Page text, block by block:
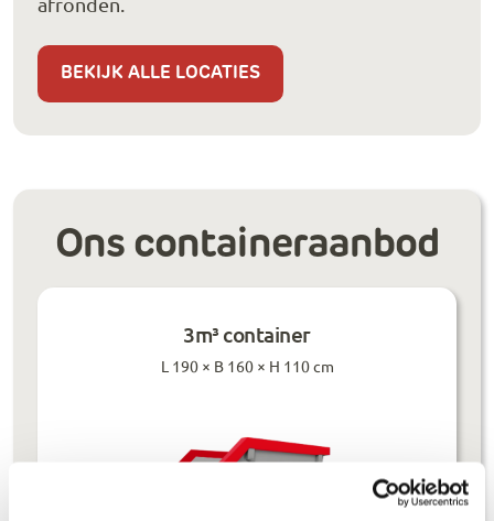
BEKIJK ALLE LOCATIES
Ons containeraanbod
3m³ container
L 190 × B 160 × H 110 cm